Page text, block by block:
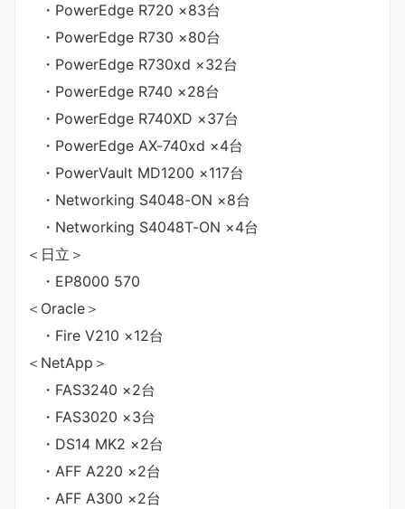
・PowerEdge R720 ×83台
・PowerEdge R730 ×80台
・PowerEdge R730xd ×32台
・PowerEdge R740 ×28台
・PowerEdge R740XD ×37台
・PowerEdge AX-740xd ×4台
・PowerVault MD1200 ×117台
・Networking S4048-ON ×8台
・Networking S4048T-ON ×4台
＜日立＞
・EP8000 570
＜Oracle＞
・Fire V210 ×12台
＜NetApp＞
・FAS3240 ×2台
・FAS3020 ×3台
・DS14 MK2 ×2台
・AFF A220 ×2台
・AFF A300 ×2台